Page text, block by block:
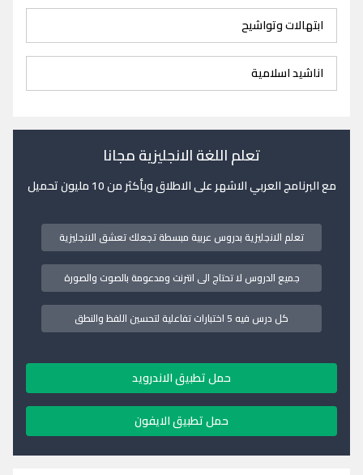
ابتهالات وتواشيح
اناشيد اسلامية
تعلم اللغة الانجليزية مجانا
مع البرنامج العربي الاشهر على الاطلاق وبأكثر من 10 مليون تحميل
تعلم الانجليزية بدروس عربية مبسطة تجعلك تعشق الانجليزية
جميع الدروس لا تحتاج الى انترنت ومدعومة بالصوت والصورة
كل درس فيه 5 اختبارات تفاعلية لتحسين اللفظ والنطق
حمل تطبيق الاندرويد
حمل تطبيق الايفون